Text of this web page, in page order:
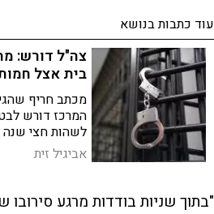
עוד כתבות בנושא
צה"ל דורש:
בית אצל
מכתב חריף
המרכז דורש
לשהות חצי שנה
לטענתו, הצו
במשפחתו
אביגיל זית
"בתוך שניות בודדות מרגע